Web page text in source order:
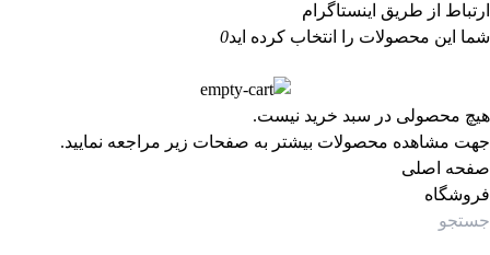
ارتباط از طریق اینستاگرام
شما این محصولات را انتخاب کرده اید0
هیچ محصولی در سبد خرید نیست.
جهت مشاهده محصولات بیشتر به صفحات زیر مراجعه نمایید.
صفحه اصلی
فروشگاه